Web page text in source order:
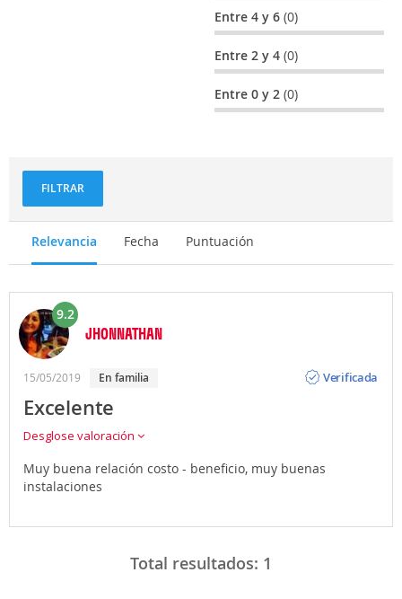
Entre 4 y 6(0)
Entre 2 y 4(0)
Entre 0 y 2(0)
FILTRAR
Relevancia Fecha Puntuación
9.2
JHONNATHAN
15/05/2019 en familia
Verificada
Excelente
Desglose valoración
Muy buena relación costo - beneficio, muy buenas
instalaciones
Total resultados: 1